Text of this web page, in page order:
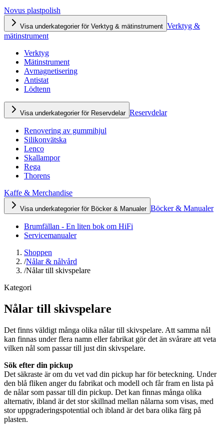
Novus plastpolish
Visa underkategorier för Verktyg & mätinstrument Verktyg &
mätinstrument
Verktyg
Mätinstrument
Avmagnetisering
Antistat
Lödtenn
Visa underkategorier för Reservdelar Reservdelar
Renovering av gummihjul
Silikonvätska
Lenco
Skallampor
Rega
Thorens
Kaffe & Merchandise
Visa underkategorier för Böcker & Manualer Böcker & Manualer
Brumfällan - En liten bok om HiFi
Servicemanualer
Shoppen
/Nålar & nålvård
/Nålar till skivspelare
Kategori
Nålar till skivspelare
Det finns väldigt många olika nålar till skivspelare. Att samma nål
kan finnas under flera namn eller fabrikat gör det än svårare att veta
vilken nål som passar till just din skivspelare.
Sök efter din pickup
Det säkraste är om du vet vad din pickup har för beteckning. Under
den blå fliken anger du fabrikat och modell och får fram en lista på
de nålar som passar till din pickup. Det kan finnas många olika
alternativ, ibland är det stor skillnad mellan nålarna som visas, med
stor uppgraderingspotential och ibland är det bara olika färg på
plasten.